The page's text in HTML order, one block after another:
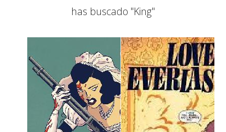
has buscado "King"